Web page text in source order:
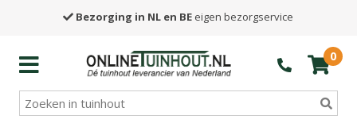
Bezorging in NL en BE eigen bezorgservice
0